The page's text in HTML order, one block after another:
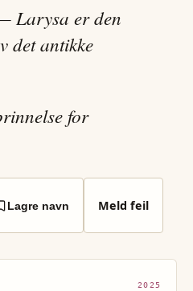
Larysa er den
det antikke
for
Lagre navn Meld feil
2025